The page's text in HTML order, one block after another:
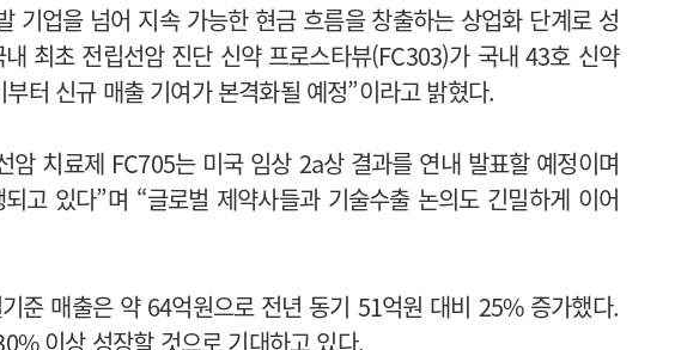
기업을 넘어 지속 가능한 현금 흐름을 창출하는 상업화 단계로 성
최초 전립선암 진단 신약 프로스타뷰(FC303)가 국내 43호 신약
터 신규 매출 기여가 본격화될 예정”이라고 밝혔다.
암 치료제 FC705는 미국 임상 2a상 결과를 연내 발표할 예정이며
고 있다”며 “글로벌 제약사들과 기술수출 논의도 긴밀하게 이어
준 매출은 약 64억원으로 전년 동기 51억원 대비 25% 증가했다.
이상 성장할 것으로 기대하고 있다.